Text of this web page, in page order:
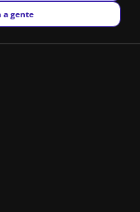
a gente